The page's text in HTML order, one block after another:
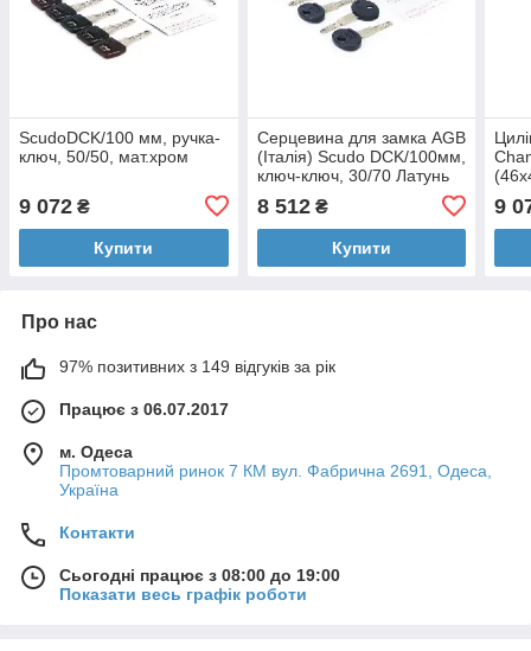
ScudoDCK/100 мм, ручка-
ключ, 50/50, мат.хром
9 072 ₴
Купити
Серцевина для замка AGB
(Італія) Scudo DCK/100мм,
ключ-ключ, 30/70 Латунь
8 512₴
Купити
9
Про нас
97% позитивних з 149 відгуків за рік
Працює з 06.07.2017
м. Одеса
Промтоварний ринок 7 КМ вул. Фабрична 2691, Одеса,
Україна
Контакти
Сьогодні працює з 08:00 до 19:00
Показати весь графік роботи